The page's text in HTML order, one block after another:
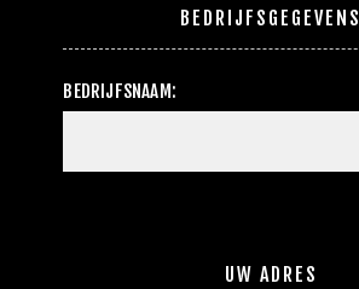
BEDRIJFSGEGEVENS
BEDRIJFSNAAM:
UW ADRES